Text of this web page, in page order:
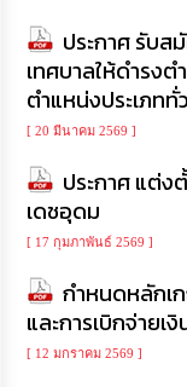
การ
จัดการ
ความ
รู้
ข้อมูล
การ
ติดต่อ
ประกาศ รับ
เทศบาลให้ดำรง
ตำแหน่งประเภททั่
[ 20 มีนาคม 2569 ]
ประกาศ แต่ง
เดชอุดม
[ 17 กุมภาพันธ์ 2569 ]
กำหนดหลักเ
และการเบิกจ่ายเ
[ 12 มกราคม 2569 ]